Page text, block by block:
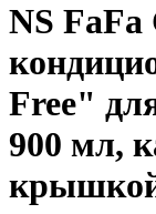
NS
Free"
900 мл,